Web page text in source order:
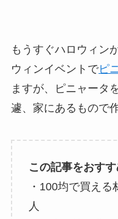
もうすぐハロウィン
ウィンイベントでピ
ますが、ピニャータ
遽、家にあるもので
この記事をおす
・100均で買え
人